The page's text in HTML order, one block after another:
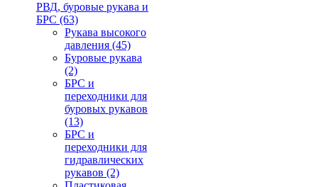
РВД, буровые рукава и
БРС (63)
Рукава высокого
давления (45)
Буровые рукава
(2)
БРС и
переходники для
буровых рукавов
(13)
БРС и
переходники для
гидравлических
рукавов (2)